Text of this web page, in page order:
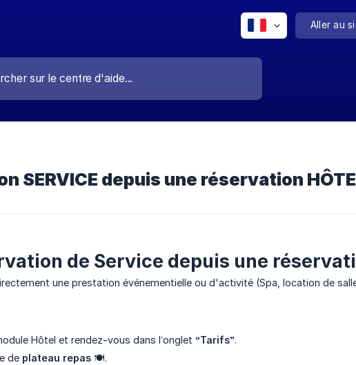
Aller au
SERVICE depuis une réservation
de Service depuis une
une prestation événementielle ou d'activité (Spa, location de
Hôtel et rendez-vous dans l’onglet “Tarifs”.
de plateau repas 🍽️.